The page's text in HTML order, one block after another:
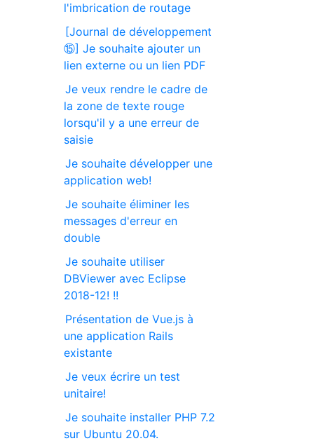
l'imbrication de routage
[Journal de développement
⑮] Je souhaite ajouter un
lien externe ou un lien PDF
Je veux rendre le cadre de
la zone de texte rouge
lorsqu'il y a une erreur de
saisie
Je souhaite développer une
application web!
Je souhaite éliminer les
messages d'erreur en
double
Je souhaite utiliser
DBViewer avec Eclipse
2018-12! !!
Présentation de Vue.js à
une application Rails
existante
Je veux écrire un test
unitaire!
Je souhaite installer PHP 7.2
sur Ubuntu 20.04.